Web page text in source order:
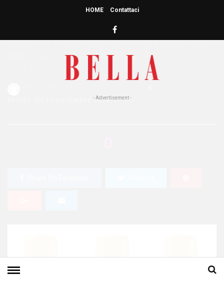
HOME Contattaci
- Advertisement -
Capelli Colorati: la ricrescita non
sarà più un problema con
Keramine H
POSTED ON 16 NOVEMBRE 2016